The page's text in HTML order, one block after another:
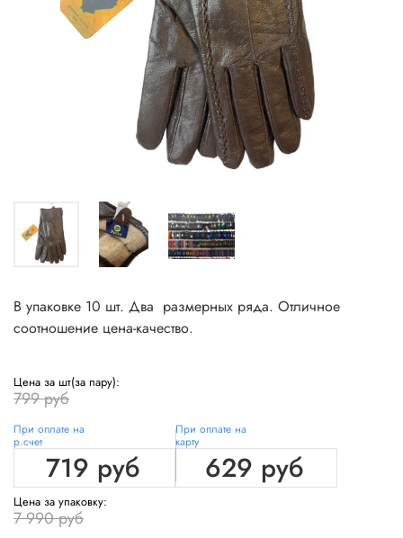
В упаковке 10 шт. Два размерных ряда. Отличное
соотношение цена-качество.
Цена за шт(за пару):
799 руб
При оплате на
р.счет
719 руб
При оплате на
карту
629 руб
Цена за упаковку:
7 990 руб